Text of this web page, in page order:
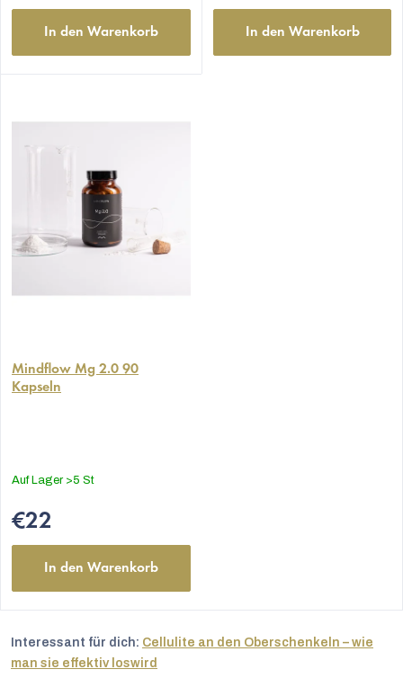
In den Warenkorb In den Warenkorb
Mindflow Mg 2.0 90
Kapseln
Auf Lager >5 St
€22
In den Warenkorb
Interessant für dich: Cellulite an den Oberschenkeln – wie
man sie effektiv loswird